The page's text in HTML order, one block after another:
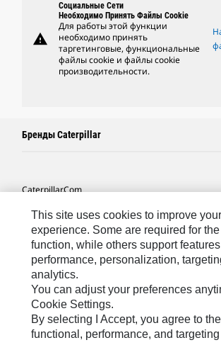
warning
Социальные Сети
Необходимо Принять Файлы Cookie
Для работы этой функции
необходимо принять
таргетинговые, функциональные
файлы cookie и файлы cookie
производительности.
Бренды Caterpillar
Caterpillar.com
Связаться С Caterpillar
Карта Сайта
Cookie Settings
Юридическая Информация
Конфиденциальность Личных Данных
This site uses cookies to improve your
experience. Some are required for
function, while others support
performance, personalization,
analytics.
You can adjust your preferences
Cookie Settings.
By selecting I Accept, you agree to
functional, performance, and